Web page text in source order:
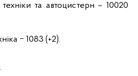
техніки та автоцистерн – 10020
‒ 1083 (+2).